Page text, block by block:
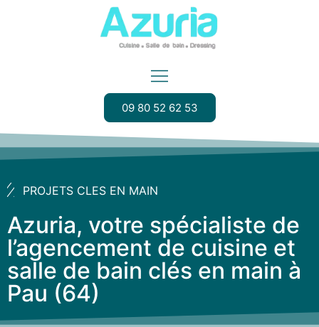
09 80 52 62 53
PROJETS CLES EN MAIN
Azuria, votre spécialiste de
l’agencement de cuisine et
salle de bain clés en main à
Pau (64)